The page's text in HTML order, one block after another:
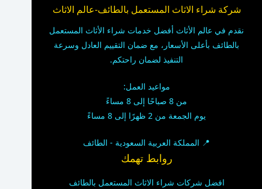
شركة شراء الاثاث المستعمل بالطائف-عالم الاثاث
نقدم في عالم الأثاث أفضل خدمات شراء الأثاث المستعمل
بالطائف بأعلى الأسعار، مع ضمان التقييم العادل وسرعة
التنفيذ لضمان راحتكم.
مواعيد العمل:
من 8 صباحًا إلى 8 مساءً
يوم الجمعة من 2 ظهرًا إلى 8 مساءً
📍 المملكة العربية السعودية - الطائف
روابط تهمك
افضل شركات شراء الاثاث المستعمل بالطائف